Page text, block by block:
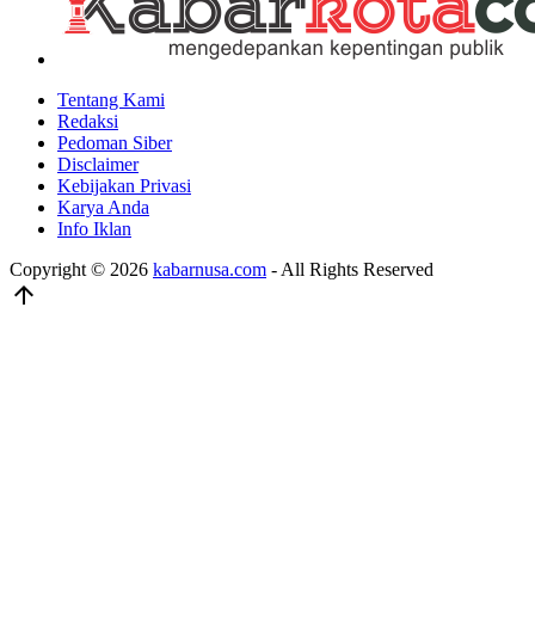
Tentang Kami
Redaksi
Pedoman Siber
Disclaimer
Kebijakan Privasi
Karya Anda
Info Iklan
Copyright © 2026 kabarnusa.com - All Rights Reserved
arrow_upward